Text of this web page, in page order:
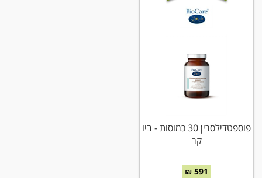
פוספטדילסרין 30 כמוסות - ביו
קר
591 ₪